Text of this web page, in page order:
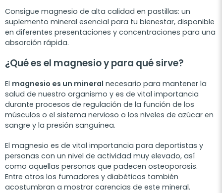
Consigue magnesio de alta calidad en pastillas: un
suplemento mineral esencial para tu bienestar, disponible
en diferentes presentaciones y concentraciones para una
absorción rápida.
¿Qué es el magnesio y para qué sirve?
El magnesio es un mineral necesario para mantener la
salud de nuestro organismo y es de vital importancia
durante procesos de regulación de la función de los
músculos o el sistema nervioso o los niveles de azúcar en
sangre y la presión sanguínea.
El magnesio es de vital importancia para deportistas y
personas con un nivel de actividad muy elevado, así
como aquellas personas que padecen osteoporosis.
Entre otros los fumadores y diabéticos también
acostumbran a mostrar carencias de este mineral.